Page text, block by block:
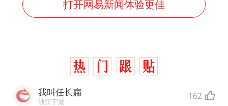
打开网易新闻体验更佳
我叫任长扁
浙江宁波 162